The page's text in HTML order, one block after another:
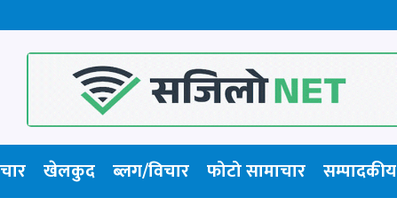
खेलकुद ब्लग/विचार फोटो सामाचार​ सम्पादकीय